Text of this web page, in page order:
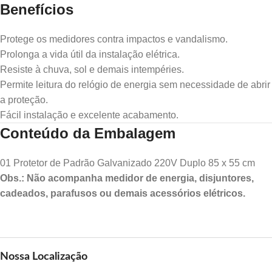
Benefícios
Protege os medidores contra impactos e vandalismo.
Prolonga a vida útil da instalação elétrica.
Resiste à chuva, sol e demais intempéries.
Permite leitura do relógio de energia sem necessidade de abrir
a proteção.
Fácil instalação e excelente acabamento.
Conteúdo da Embalagem
01 Protetor de Padrão Galvanizado 220V Duplo 85 x 55 cm
Obs.: Não acompanha medidor de energia, disjuntores,
cadeados, parafusos ou demais acessórios elétricos.
Nossa Localização